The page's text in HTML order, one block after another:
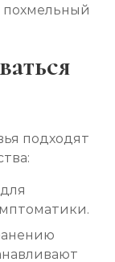
Записаться
похмельный
подходят